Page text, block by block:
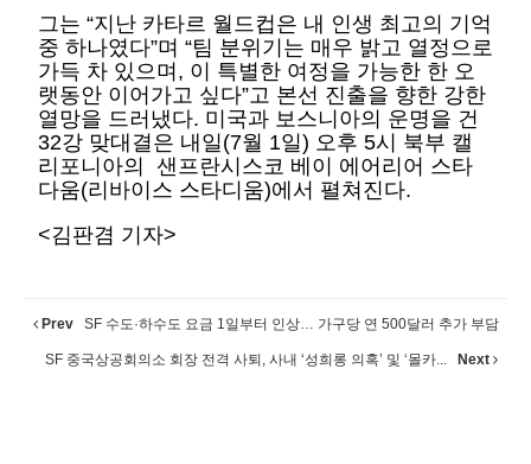
그는 “지난 카타르 월드컵은 내 인생 최고의 기억
중 하나였다”며 “팀 분위기는 매우 밝고 열정으로
가득 차 있으며, 이 특별한 여정을 가능한 한 오
랫동안 이어가고 싶다”고 본선 진출을 향한 강한
열망을 드러냈다. 미국과 보스니아의 운명을 건
32강 맞대결은 내일(7월 1일) 오후 5시 북부 캘
리포니아의 샌프란시스코 베이 에어리어 스타
다움(리바이스 스타디움)에서 펼쳐진다.
<김판겸 기자>
Prev SF 수도·하수도 요금 1일부터 인상… 가구당 연 500달러 추가 부담
SF 중국상공회의소 회장 전격 사퇴, 사내 ‘성희롱 의혹’ 및 ‘몰카... Next